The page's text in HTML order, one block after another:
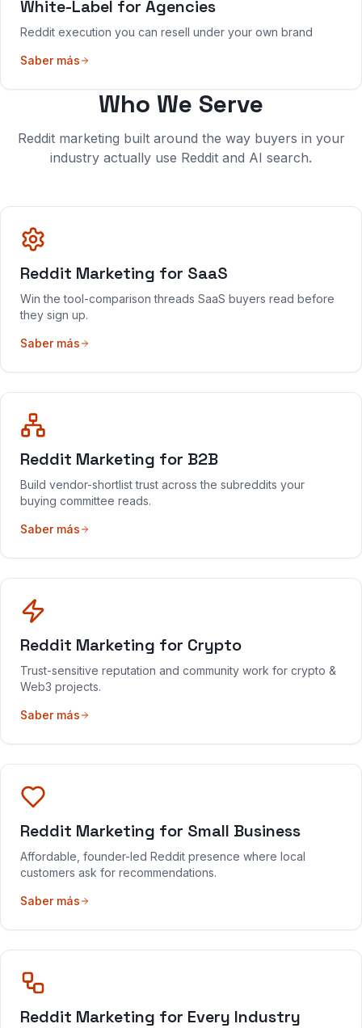
White-Label for Agencies
Reddit execution you can resell under your own brand
Saber más
Who We Serve
Reddit marketing built around the way buyers in your
industry actually use Reddit and AI search.
Reddit Marketing for SaaS
Win the tool-comparison threads SaaS buyers read before
they sign up.
Saber más
Reddit Marketing for B2B
Build vendor-shortlist trust across the subreddits your
buying committee reads.
Saber más
Reddit Marketing for Crypto
Trust-sensitive reputation and community work for crypto &
Web3 projects.
Saber más
Reddit Marketing for Small Business
Affordable, founder-led Reddit presence where local
customers ask for recommendations.
Saber más
Reddit Marketing for Every Industry